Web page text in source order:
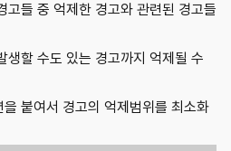
들 중 억제한 경고와 관련된 경고들
할 수도 있는 경고까지 억제될 수
붙여서 경고의 억제범위를 최소화